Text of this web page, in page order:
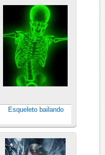
Esqueleto bailando